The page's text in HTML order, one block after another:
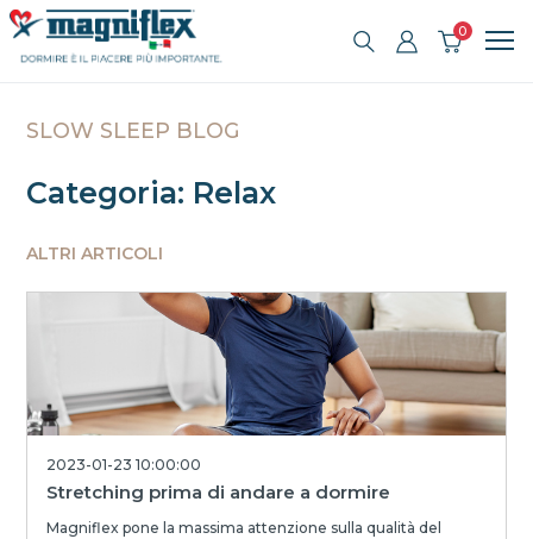
0
SLOW SLEEP BLOG
Categoria: Relax
ALTRI ARTICOLI
2023-01-23 10:00:00
Stretching prima di andare a dormire
Magniflex pone la massima attenzione sulla qualità del